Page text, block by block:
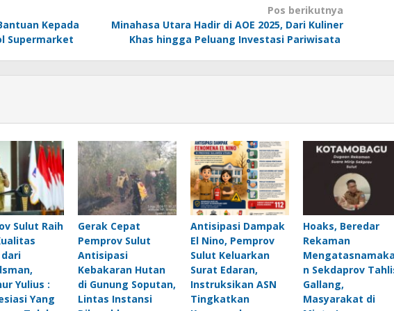
Kepada
Supermarket
Pos berikutnya
Minahasa Utara Hadir di AOE 2025, Dari Kuliner
Khas hingga Peluang Investasi Pariwisata
Sulut Raih
Yulius :
Yang
Gerak Cepat
Pemprov Sulut
Antisipasi
Kebakaran Hutan
di Gunung Soputan,
Lintas Instansi
Antisipasi Dampak
El Nino, Pemprov
Sulut Keluarkan
Surat Edaran,
Instruksikan ASN
Tingkatkan
Hoaks, Beredar
Rekaman
n Sekdaprov
Gallang,
Masyarakat di